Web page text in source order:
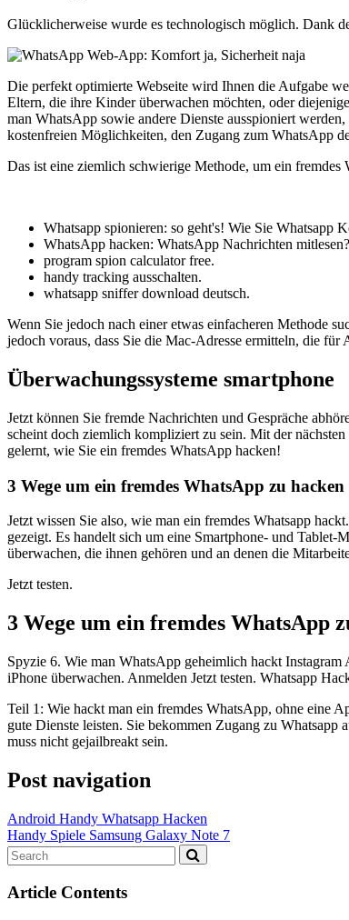
Glücklicherweise wurde es technologisch möglich. Dank
Die perfekt optimierte Webseite wird Ihnen die Aufgabe
Eltern, die ihre Kinder überwachen möchten, oder
man WhatsApp sowie andere Dienste ausspioniert
kostenfreien Möglichkeiten, den Zugang zum WhatsApp
Das ist eine ziemlich schwierige Methode, um ein
Whatsapp spionieren: so geht's! Wie Sie Whatsapp
WhatsApp hacken: WhatsApp Nachrichten mitlesen?
program spion calculator free.
handy tracking ausschalten.
whatsapp sniffer download deutsch.
Wenn Sie jedoch nach einer etwas einfacheren Methode
jedoch voraus, dass Sie die Mac-Adresse ermitteln, die
Überwachungssysteme smartphone
Jetzt können Sie fremde Nachrichten und Gespräche
scheint doch ziemlich kompliziert zu sein. Mit der
gelernt, wie Sie ein fremdes WhatsApp hacken!
3 Wege um ein fremdes WhatsApp zu hacken
Jetzt wissen Sie also, wie man ein fremdes Whatsapp
gezeigt. Es handelt sich um eine Smartphone- und
überwachen, die ihnen gehören und an denen die
Jetzt testen.
3 Wege um ein fremdes WhatsApp
Spyzie 6. Wie man WhatsApp geheimlich hackt
iPhone überwachen. Anmelden Jetzt testen. Whatsapp
Teil 1: Wie hackt man ein fremdes WhatsApp, ohne eine
gute Dienste leisten. Sie bekommen Zugang zu
muss nicht gejailbreakt sein.
Post navigation
Android Handy Whatsapp Hacken
Handy Spiele Samsung Galaxy Note 7
Article Contents